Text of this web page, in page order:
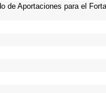
Aportaciones para el